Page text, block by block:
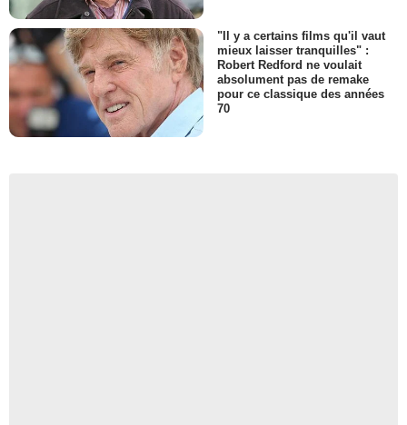
"Il y a certains films qu'il vaut
mieux laisser tranquilles" :
Robert Redford ne voulait
absolument pas de remake
pour ce classique des années
70